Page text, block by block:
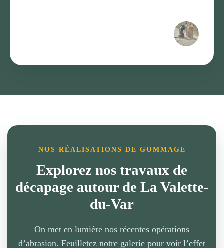
NOS RÉALISATIONS DE GOMMAGE
Explorez nos travaux de
décapage autour de La Valette-
du-Var
On met en lumière nos récentes opérations
d’abrasion. Feuilletez notre galerie pour voir l’effet